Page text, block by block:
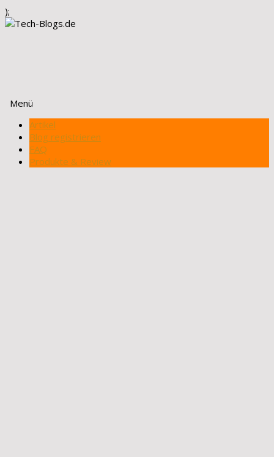
);
Menü
Zum
Inhalt
springen
Artikel
Blog registrieren
FAQ
Produkte & Review